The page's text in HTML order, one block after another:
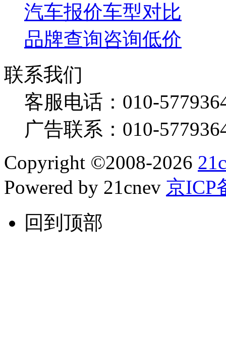
汽车报价车型对比
品牌查询咨询低价
联系我们
客服电话： 010-
广告联系： 010-
Copyright ©2008-2026
Powered by 21cnev 京ICP
回到顶部